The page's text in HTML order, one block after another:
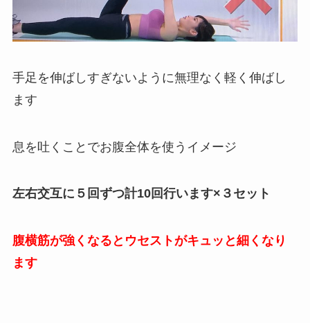
手足を伸ばしすぎないように無理なく軽く伸ばし
ます
息を吐くことでお腹全体を使うイメージ
左右交互に５回ずつ計10回行います×３セット
腹横筋が強くなるとウセストがキュッと細くなり
ます